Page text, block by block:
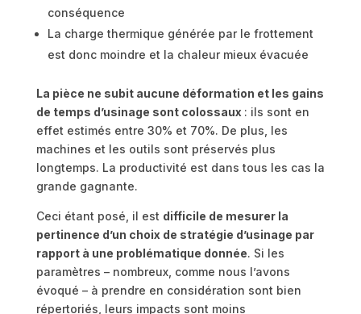
conséquence
La charge thermique générée par le frottement
est donc moindre et la chaleur mieux évacuée
La pièce ne subit aucune déformation et les gains
de temps d’usinage sont colossaux : ils sont en
effet estimés entre 30% et 70%. De plus, les
machines et les outils sont préservés plus
longtemps. La productivité est dans tous les cas la
grande gagnante.
Ceci étant posé, il est difficile de mesurer la
pertinence d’un choix de stratégie d’usinage par
rapport à une problématique donnée. Si les
paramètres – nombreux, comme nous l’avons
évoqué – à prendre en considération sont bien
répertoriés, leurs impacts sont moins